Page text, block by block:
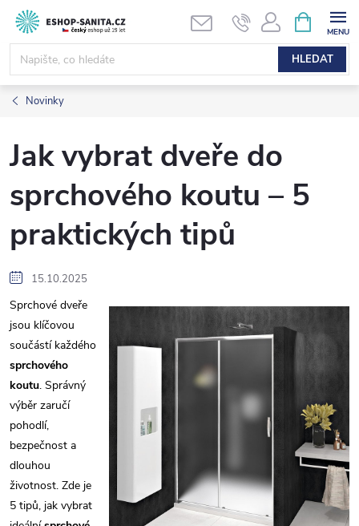
Přejít
obsah
HLEDAT
NÁKUPNÍ
KOŠÍK
Novinky
Jak vybrat dveře do
sprchového koutu – 5
praktických tipů
15.10.2025
Sprchové dveře
jsou klíčovou
součástí každého
sprchového
koutu. Správný
výběr zaručí
pohodlí,
bezpečnost a
dlouhou
životnost. Zde je
5 tipů, jak vybrat